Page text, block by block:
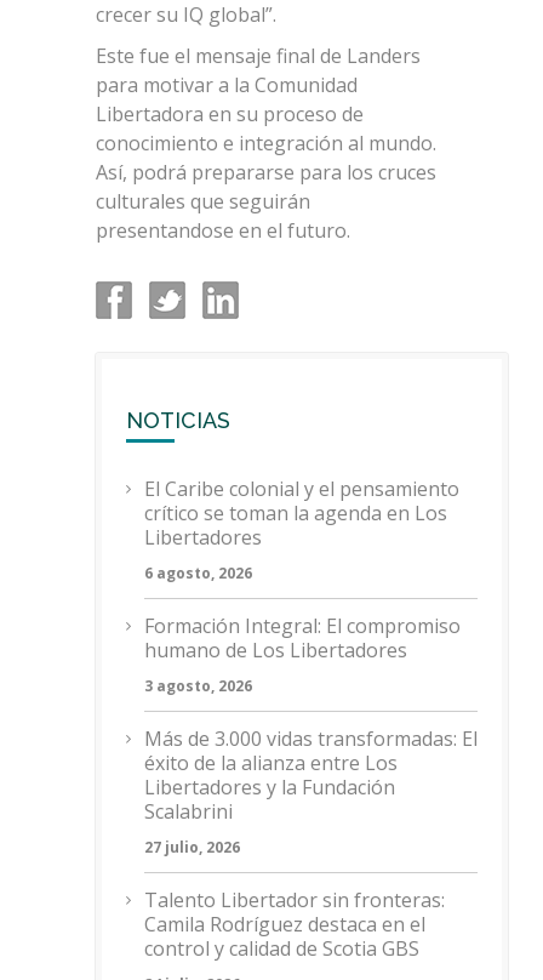
crecer su IQ global”.
Este fue el mensaje final de Landers
para motivar a la Comunidad
Libertadora en su proceso de
conocimiento e integración al mundo.
Así, podrá prepararse para los cruces
culturales que seguirán
presentandose en el futuro.
NOTICIAS
El Caribe colonial y el pensamiento
crítico se toman la agenda en Los
Libertadores
6 agosto, 2026
Formación Integral: El compromiso
humano de Los Libertadores
3 agosto, 2026
Más de 3.000 vidas transformadas: El
éxito de la alianza entre Los
Libertadores y la Fundación
Scalabrini
27 julio, 2026
Talento Libertador sin fronteras:
Camila Rodríguez destaca en el
control y calidad de Scotia GBS